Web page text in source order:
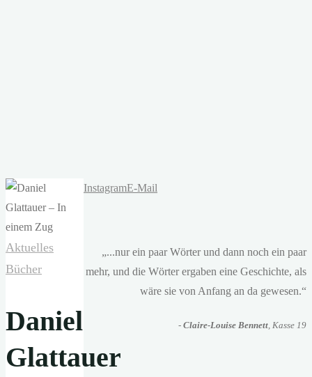
Aktuelles
Bücher
Daniel
Glattauer
InstagramE-Mail
„...nur ein paar Wörter und dann noch ein paar
mehr, und die Wörter ergaben eine Geschichte, als
wäre sie von Anfang an da gewesen.“
- Claire-Louise Bennett, Kasse 19